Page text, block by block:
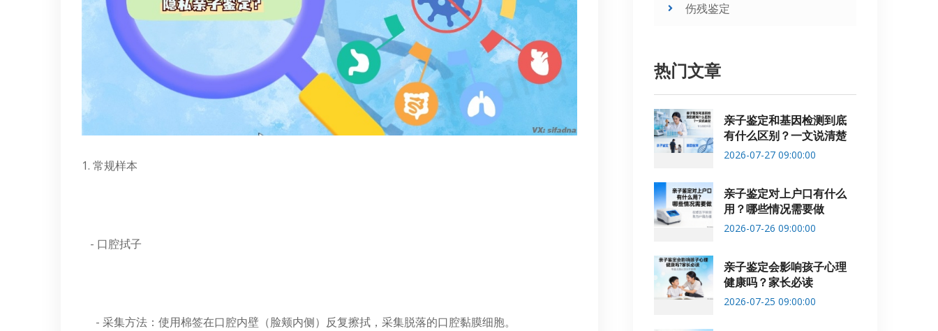
1. 常规样本
- 口腔拭子
- 采集方法：使用棉签在口腔内壁（脸颊内侧）反复擦拭，采集脱落的口腔黏膜细胞。
伤残鉴定
热门文章
亲子鉴定和基因检测到底
有什么区别？一文说清楚
2026-07-27 09:00:00
亲子鉴定对上户口有什么
用？哪些情况需要做
2026-07-26 09:00:00
亲子鉴定会影响孩子心理
健康吗？家长必读
2026-07-25 09:00:00